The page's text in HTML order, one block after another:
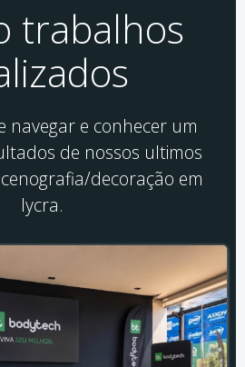
trabalhos
navegar e conhecer um
de nossos ultimos
decoração em
lycra.